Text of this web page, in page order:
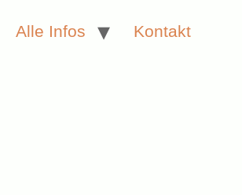
Alle Infos Kontakt